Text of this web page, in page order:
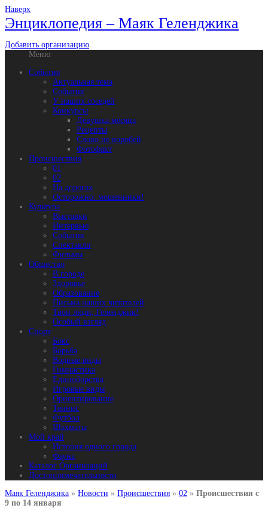
Наверх
Энциклопедия – Маяк Геленджика
Добавить организацию
Меню
События
Актуальная тема
События
У наших соседей
Конкурсы
Девушка месяца
Рецепты
Слово не воробей
Фотофакт
Происшествия
01
02
На дорогах
Осторожно: мошенники!
Культура
Выставки
Интервью
События
Спектакли
Фильмы
Общество
В городе
Здоровье
Образование
Письма наших читателей
Твои люди, Геленджик!
Особый взгляд
Спорт
Бокс
Борьба
Водные виды
Гимнастика
Единоборства
Игровые виды
Ориентирование
Теннис
Футбол
Шахматы
Мой край
История одного города
Фауна
Каталог Организаций
Достопримечательности
Маяк Геленджика » Новости » Происшествия » 02 » Происшествия с
9 по 14 января